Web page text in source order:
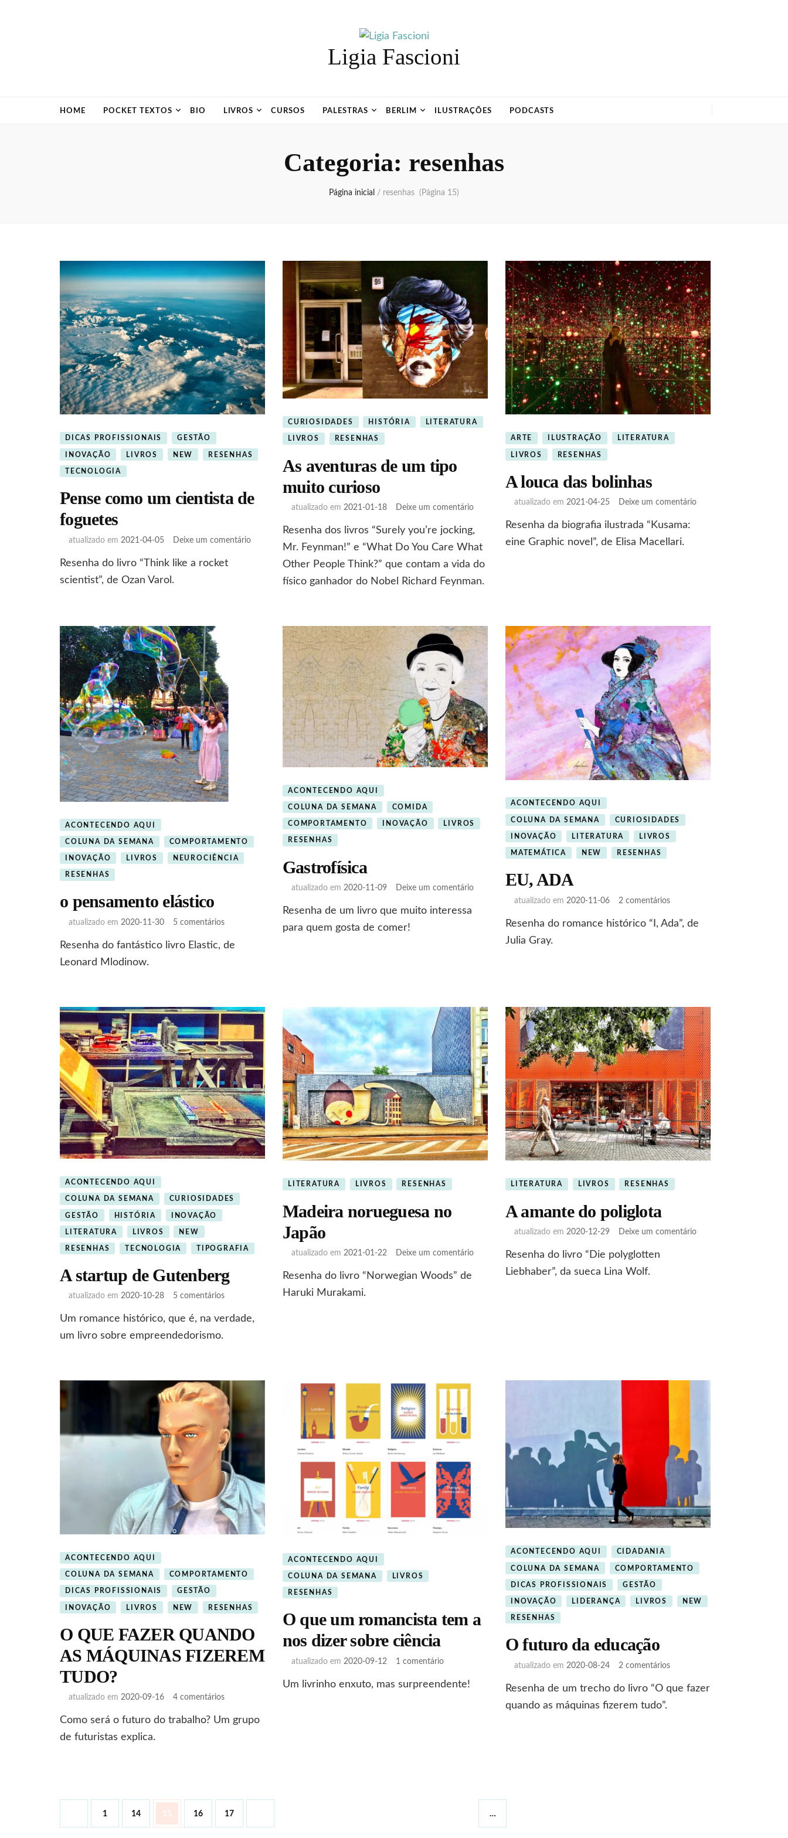
Ligia Fascioni
HOME POCKET TEXTOS BIO LIVROS CURSOS PALESTRAS BERLIM ILUSTRAÇÕES PODCASTS
Categoria: resenhas
Página inicial / resenhas (Página 15)
DICAS PROFISSIONAIS GESTÃO
INOVAÇÃO LIVROS NEW RESENHAS
TECNOLOGIA
Pense como um cientista de
foguetes
atualizado em 2021-04-05 Deixe um comentárioem
Resenha do livro “Think like a rocket
scientist”, de Ozan Varol.
CURIOSIDADES HISTÓRIA LITERATURA
LIVROS RESENHAS
As aventuras de um tipo
muito curioso
atualizado em 2021-01-18 Deixe um comentárioem
aventuras
de
tipo
muito
Resenha dos livros “Surely you’re jocking,
Mr. Feynman!” e “What Do You Care What
Other People Think?” que contam a vida do
físico ganhador do Nobel Richard Feynman.
ARTE ILUSTRAÇÃO LITERATURA
LIVROS RESENHAS
A louca das bolinhas
atualizado em 2021-04-25 Deixe um comentárioem
Resenha da biografia ilustrada “Kusama:
eine Graphic novel”, de Elisa Macellari.
ACONTECENDO AQUI
COLUNA DA SEMANA COMPORTAMENTO
INOVAÇÃO LIVROS NEUROCIÊNCIA
RESENHAS
o pensamento elástico
atualizado em 2020-11-30 5 comentáriosem
pensamento
Resenha do fantástico livro Elastic, de
Leonard Mlodinow.
ACONTECENDO AQUI
COLUNA DA SEMANA COMIDA
COMPORTAMENTO INOVAÇÃO LIVROS
RESENHAS
Gastrofísica
atualizado em 2020-11-09 Deixe um comentárioem
Gastrofísica
Resenha de um livro que muito interessa
para quem gosta de comer!
ACONTECENDO AQUI
COLUNA DA SEMANA CURIOSIDADES
INOVAÇÃO LITERATURA LIVROS
MATEMÁTICA NEW RESENHAS
EU, ADA
atualizado em 2020-11-06 2 comentáriosem
ADA
Resenha do romance histórico “I, Ada”, de
Julia Gray.
ACONTECENDO AQUI
COLUNA DA SEMANA CURIOSIDADES
GESTÃO HISTÓRIA INOVAÇÃO
LITERATURA LIVROS NEW
RESENHAS TECNOLOGIA TIPOGRAFIA
A startup de Gutenberg
atualizado em 2020-10-28 5 comentáriosem
startup
Um romance histórico, que é, na verdade,
um livro sobre empreendedorismo.
LITERATURA LIVROS RESENHAS
Madeira norueguesa no
Japão
atualizado em 2021-01-22 Deixe um comentárioem
norueguesa
Resenha do livro “Norwegian Woods” de
Haruki Murakami.
LITERATURA LIVROS RESENHAS
A amante do poliglota
atualizado em 2020-12-29 Deixe um comentárioem
Resenha do livro “Die polyglotten
Liebhaber”, da sueca Lina Wolf.
ACONTECENDO AQUI
COLUNA DA SEMANA COMPORTAMENTO
DICAS PROFISSIONAIS GESTÃO
INOVAÇÃO LIVROS NEW RESENHAS
O QUE FAZER QUANDO
AS MÁQUINAS FIZEREM
TUDO?
atualizado em 2020-09-16 4 comentáriosem
QUE
Como será o futuro do trabalho? Um grupo
de futuristas explica.
ACONTECENDO AQUI
COLUNA DA SEMANA LIVROS
RESENHAS
O que um romancista tem a
nos dizer sobre ciência
atualizado em 2020-09-12 1 comentárioem
que
Um livrinho enxuto, mas surpreendente!
ACONTECENDO AQUI CIDADANIA
COLUNA DA SEMANA COMPORTAMENTO
DICAS PROFISSIONAIS GESTÃO
INOVAÇÃO LIDERANÇA LIVROS NEW
RESENHAS
O futuro da educação
atualizado em 2020-08-24 2 comentáriosem
futuro
Resenha de um trecho do livro “O que fazer
quando as máquinas fizerem tudo”.
Paginação
de
Página
1 …
Página
14 Página
15 Página
16 Página
17